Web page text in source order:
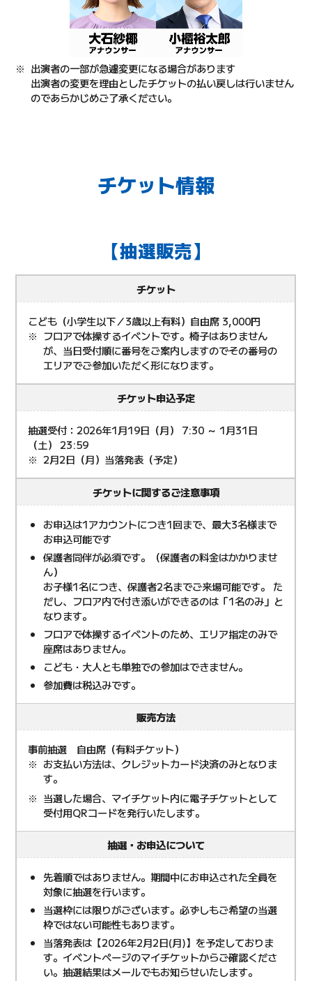
出演者の一部が急遽変更になる場合があります
出演者の変更を理由としたチケットの払い戻しは行いません
のであらかじめご了承ください。
チケット情報
【抽選販売】
チケット
こども（小学生以下／3歳以上有料）自由席 3,000円
フロアで体操するイベントです。椅子はありません
が、当日受付順に番号をご案内しますのでその番号の
エリアでご参加いただく形になります。
チケット申込予定
抽選受付：2026年1月19日（月） 7:30 ～ 1月31日
（土） 23:59
2月2日（月）当落発表（予定）
チケットに関するご注意事項
お申込は1アカウントにつき1回まで、最大3名様まで
お申込可能です
保護者同伴が必須です。（保護者の料金はかかりませ
ん）
お子様1名につき、保護者2名までご来場可能です。 た
だし、フロア内で付き添いができるのは「1名のみ」と
なります。
フロアで体操するイベントのため、エリア指定のみで
座席はありません。
こども・大人とも単独での参加はできません。
参加費は税込みです。
販売方法
事前抽選 自由席（有料チケット）
お支払い方法は、クレジットカード決済のみとなりま
す。
当選した場合、マイチケット内に電子チケットとして
受付用QRコードを発行いたします。
抽選・お申込について
先着順ではありません。期間中にお申込された全員を
対象に抽選を行います。
当選枠には限りがございます。必ずしもご希望の当選
枠ではない可能性もあります。
当落発表は【2026年2月2日(月)】を予定しておりま
す。イベントページのマイチケットからご確認くださ
い。抽選結果はメールでもお知らせいたします。